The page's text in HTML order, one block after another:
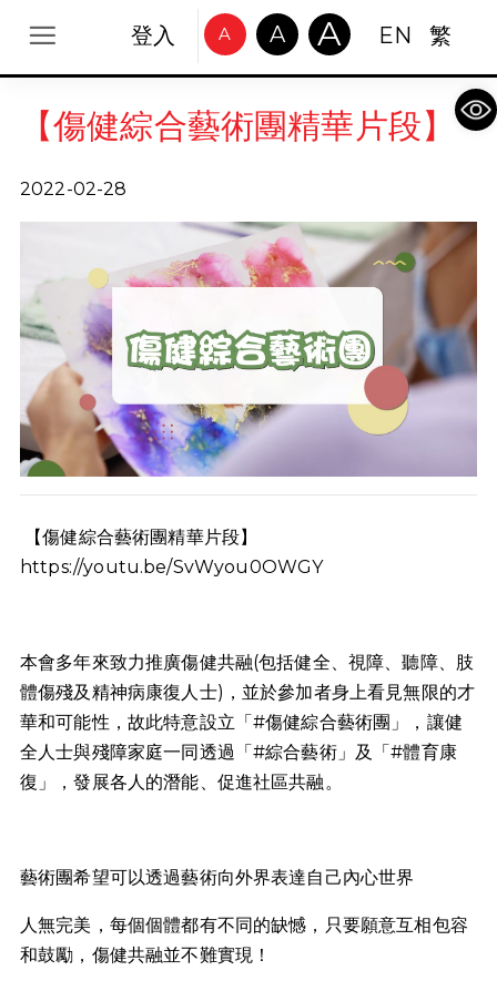
登入 A A A EN 繁
【傷健綜合藝術團精華片段】
2022-02-28
【傷健綜合藝術團精華片段】
https://youtu.be/SvWyou0OWGY
本會多年來致力推廣傷健共融(包括健全、視障、聽障、肢
體傷殘及精神病康復人士)，並於參加者身上看見無限的才
華和可能性，故此特意設立「#傷健綜合藝術團」，讓健
全人士與殘障家庭一同透過「#綜合藝術」及「#體育康
復」，發展各人的潛能、促進社區共融。
藝術團希望可以透過藝術向外界表達自己內心世界
人無完美，每個個體都有不同的缺憾，只要願意互相包容
和鼓勵，傷健共融並不難實現！